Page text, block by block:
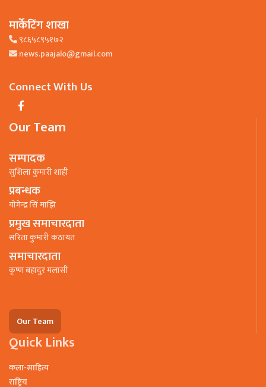
मार्केटिंग शाखा
९८६५८९५१७२
news.paajalo@gmail.com
Connect With Us
Our Team
सम्पादक
सुशिला कुमारी शाही
प्रबन्धक
याेगेन्द्र सिं माझि
प्रमुख समाचारदाता
सरिता कुमारी कठायत
समाचारदाता
कृष्ण बहादुर मलासी
Our Team
Quick Links
कला-साहित्य
राष्ट्रिय